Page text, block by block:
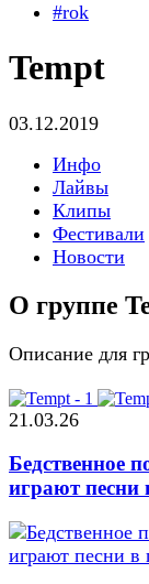
#rok
Tempt
03.12.2019
Инфо
Лайвы
Клипы
Фестивали
Новости
О группе
Описание для
21.03.26
Бедственное
играют песни